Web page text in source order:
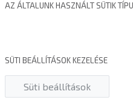
AZ ÁLTALUNK HASZNÁLT SÜTIK
SÜTI BEÁLLÍTÁSOK KEZELÉSE
Süti beállítások